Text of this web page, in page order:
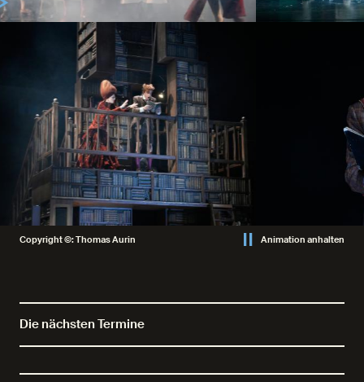
Copyright ©: Thomas Aurin Animation anhalten
Die nächsten Termine